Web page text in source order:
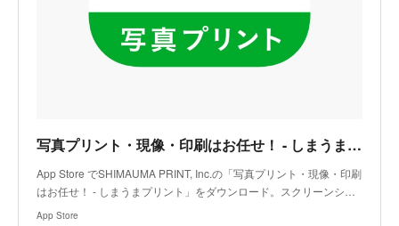
写真プリント・現像・印刷はお任せ！ - しまうまプリントアプリ - App Store
App Store でSHIMAUMA PRINT, Inc.の「写真プリント・現像・印刷
はお任せ！ - しまうまプリント」をダウンロード。スクリーンシ…
App Store